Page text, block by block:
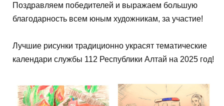
Поздравляем победителей и выражаем большую
благодарность всем юным художникам, за участие!
Лучшие рисунки традиционно украсят тематические
календари службы 112 Республики Алтай на 2025 год!